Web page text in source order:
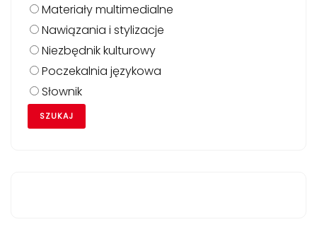
Materiały multimedialne
Nawiązania i stylizacje
Niezbędnik kulturowy
Poczekalnia językowa
Słownik